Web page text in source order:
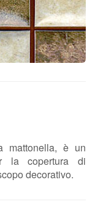
mattonella, è un
la copertura di
decorativo.